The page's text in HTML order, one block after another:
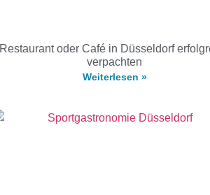
Restaurant oder Café in Düsseldorf
verpachten
Weiterlesen »